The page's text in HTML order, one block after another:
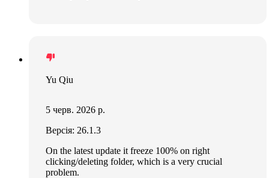
Yu Qiu
5 черв. 2026 р.
Версія: 26.1.3
On the latest update it freeze 100% on right
clicking/deleting folder, which is a very crucial
problem.